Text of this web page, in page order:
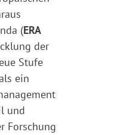
(ERA
der
Stufe
ein
und
Forschung